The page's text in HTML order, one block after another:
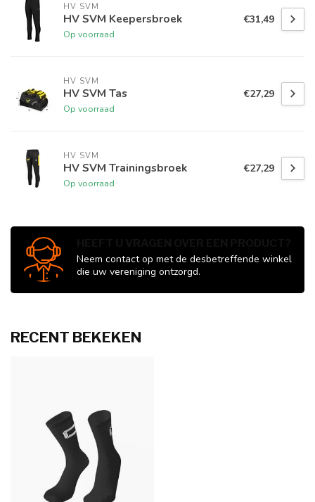
HV SVM
HV SVM Keepersbroek
Op voorraad
€31,49
HV SVM
HV SVM Tas
Op voorraad
€27,29
HV SVM
HV SVM Trainingsbroek
Op voorraad
€27,29
Neem contact op met de desbetreffende winkel
die uw vereniging ontzorgd.
RECENT BEKEKEN